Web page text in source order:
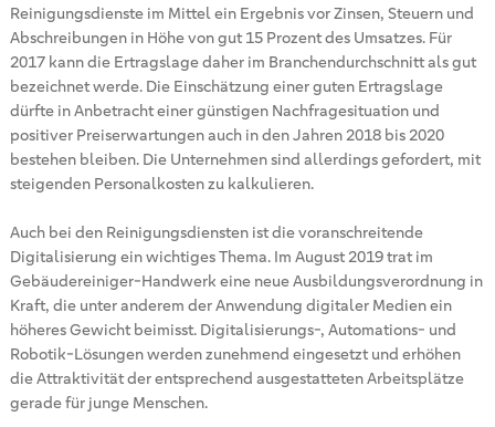
Reinigungsdienste im Mittel ein Ergebnis vor Zinsen, Steuern und
Abschreibungen in Höhe von gut 15 Prozent des Umsatzes. Für
2017 kann die Ertragslage daher im Branchendurchschnitt als gut
bezeichnet werde. Die Einschätzung einer guten Ertragslage
dürfte in Anbetracht einer günstigen Nachfragesituation und
positiver Preiserwartungen auch in den Jahren 2018 bis 2020
bestehen bleiben. Die Unternehmen sind allerdings gefordert, mit
steigenden Personalkosten zu kalkulieren.
Auch bei den Reinigungsdiensten ist die voranschreitende
Digitalisierung ein wichtiges Thema. Im August 2019 trat im
Gebäudereiniger-Handwerk eine neue Ausbildungsverordnung in
Kraft, die unter anderem der Anwendung digitaler Medien ein
höheres Gewicht beimisst. Digitalisierungs-, Automations- und
Robotik-Lösungen werden zunehmend eingesetzt und erhöhen
die Attraktivität der entsprechend ausgestatteten Arbeitsplätze
gerade für junge Menschen.